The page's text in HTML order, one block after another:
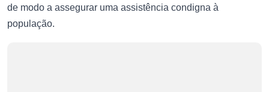
de modo a assegurar uma assistência condigna à
população.